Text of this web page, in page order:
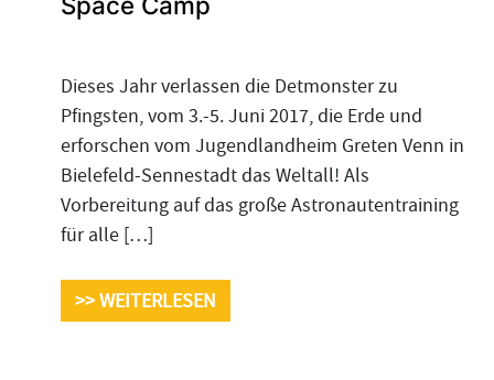
Dieses Jahr verlassen die Detmonster zu
Pfingsten, vom 3.-5. Juni 2017, die Erde und
erforschen vom Jugendlandheim Greten Venn in
Bielefeld-Sennestadt das Weltall! Als
Vorbereitung auf das große Astronautentraining
für alle […]
>> WEITERLESEN